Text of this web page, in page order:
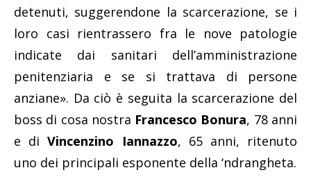
detenuti, suggerendone la scarcerazione, se i
loro casi rientrassero fra le nove patologie
indicate dai sanitari dell’amministrazione
penitenziaria e se si trattava di persone
anziane». Da ciò è seguita la scarcerazione del
boss di cosa nostra Francesco Bonura, 78 anni
e diVincenzino Iannazzo, 65 anni, ritenuto
uno dei principali esponente della ‘ndrangheta.